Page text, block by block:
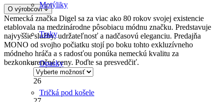
Motýliky
Traky
Opasky
Tričká pod košele
O výrobcovi
Nemecká značka Digel sa za viac ako 80 rokov svojej existencie
etablovala na medzinárodne pôsobiacu módnu značku. Predstavuje
najvyššie služby, udržateľnosť a nadčasovú eleganciu. Predajňa
MONO od svojho počiatku stojí po boku tohto exkluzívneho
módneho hráča a s radosťou ponúka nemeckú kvalitu za
bezkonkurenčné ceny. Poďte sa presvedčiť.
26